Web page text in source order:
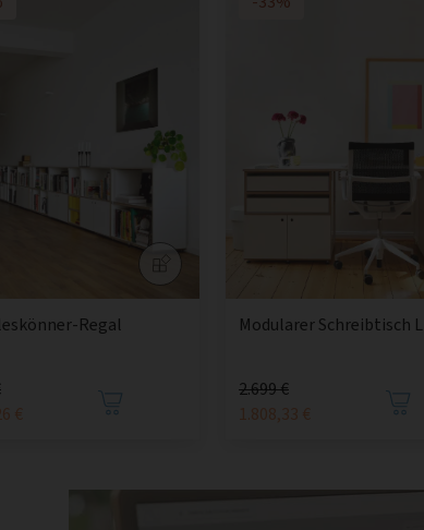
Regal
€
Modularer Schreibtisch L
2.699 €
1.808,33 €